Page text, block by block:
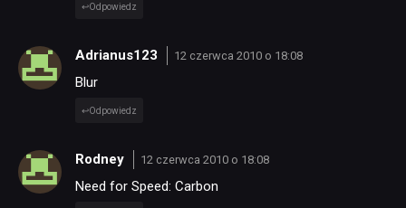
Odpowiedz
Adrianus123 12 czerwca 2010 o 18:08
Blur
Odpowiedz
Rodney 12 czerwca 2010 o 18:08
Need for Speed: Carbon